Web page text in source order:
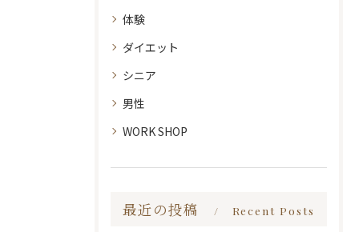
体験
ダイエット
シニア
男性
WORK SHOP
最近の投稿 Recent Posts